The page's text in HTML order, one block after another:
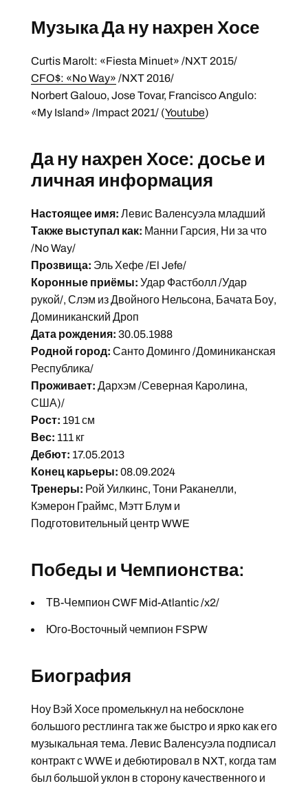
Музыка Да ну нахрен Хосе
Curtis Marolt: «Fiesta Minuet» /NXT 2015/
CFO$: «No Way» /NXT 2016/
Norbert Galouo, Jose Tovar, Francisco Angulo:
«My Island» /Impact 2021/ (Youtube)
Да ну нахрен Хосе: досье и
личная информация
Настоящее имя: Левис Валенсуэла младший
Также выступал как: Манни Гарсия, Ни за что
/No Way/
Прозвища: Эль Хефе /El Jefe/
Коронные приёмы: Удар Фастболл /Удар
рукой/, Слэм из Двойного Нельсона, Бачата Боу,
Доминиканский Дроп
Дата рождения: 30.05.1988
Родной город: Санто Доминго /Доминиканская
Республика/
Проживает: Дархэм /Северная Каролина,
США)/
Рост: 191 см
Вес: 111 кг
Дебют: 17.05.2013
Конец карьеры: 08.09.2024
Тренеры: Рой Уилкинс, Тони Раканелли,
Кэмерон Граймс, Мэтт Блум и
Подготовительный центр WWE
Победы и Чемпионства:
ТВ-Чемпион CWF Mid-Atlantic /x2/
Юго-Восточный чемпион FSPW
Биография
Ноу Вэй Хосе промелькнул на небосклоне
большого рестлинга так же быстро и ярко как его
музыкальная тема. Левис Валенсуэла подписал
контракт с WWE и дебютировал в NXT, когда там
был большой уклон в сторону качественного и